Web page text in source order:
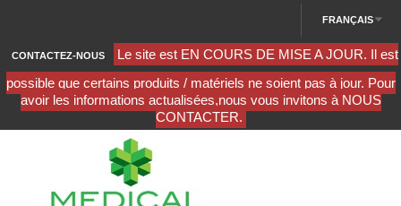
FRANÇAIS
CONTACTEZ-NOUS